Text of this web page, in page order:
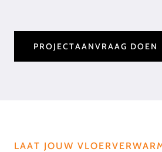
PROJECTAANVRAAG DOEN
LAAT JOUW